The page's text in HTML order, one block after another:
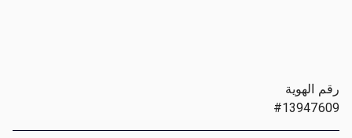
رقم الهوية
#13947609